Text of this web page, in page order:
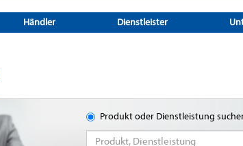
Händler Dienstleister
Produkt oder Dienstleistung